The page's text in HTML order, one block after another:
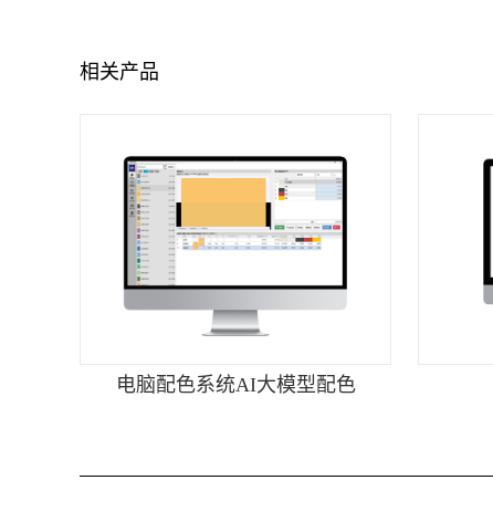
相关产品
电脑配色系统AI大模型配色